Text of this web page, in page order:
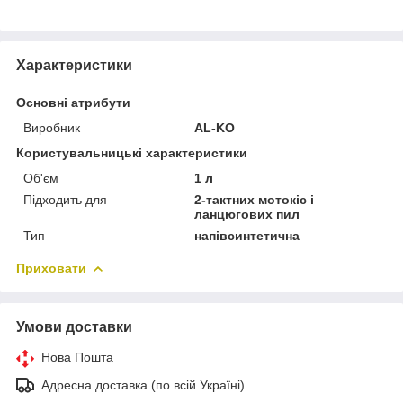
Характеристики
Основні атрибути
Виробник
AL-KO
Користувальницькі характеристики
Об'єм
1 л
Підходить для
2-тактних мотокіс і
ланцюгових пил
Тип
напівсинтетична
Приховати
Умови доставки
Нова Пошта
Адресна доставка (по всій Україні)